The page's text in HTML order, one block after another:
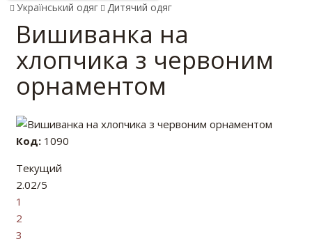
Український одяг Дитячий одяг
Вишиванка на
хлопчика з червоним
орнаментом
Код:1090
Текущий
2.02/5
1
2
3